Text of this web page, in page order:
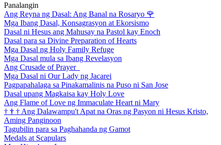
Panalangin
Ang Reyna ng Dasal: Ang Banal na Rosaryo 🌹
Mga Ibang Dasal, Konsagrasyon at Ekorsismo
Dasal ni Hesus ang Mahusay na Pastol kay Enoch
Dasal para sa Divine Preparation of Hearts
Mga Dasal ng Holy Family Refuge
Mga Dasal mula sa Ibang Revelasyon
Ang Crusade of Prayer
Mga Dasal ni Our Lady ng Jacarei
Pagpapahalaga sa Pinakamalinis na Puso ni San Jose
Dasal upang Magkaisa kay Holy Love
Ang Flame of Love ng Immaculate Heart ni Mary
† † † Ang Dalawampu't Apat na Oras ng Pasyon ni Hesus Kristo,
Aming Panginoon
Tagubilin para sa Paghahanda ng Gamot
Medals at Scapulars